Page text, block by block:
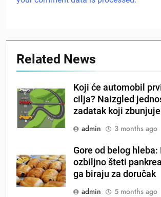
Related News
Koji će automobil
cilja? Naizgled
zadatak koji
admin
3 months ago
Gore od belog
ozbiljno šteti
ga biraju za doručak
admin
5 months ago